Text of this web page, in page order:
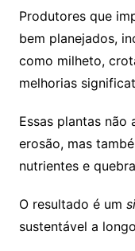
Produtores que
bem planejados,
como milheto,
melhorias
Essas plantas não
erosão, mas
nutrientes e
O resultado é um
sustentável a